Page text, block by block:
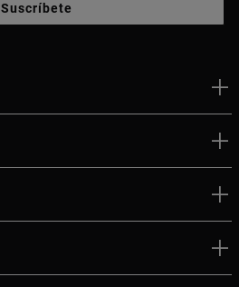
Suscríbete